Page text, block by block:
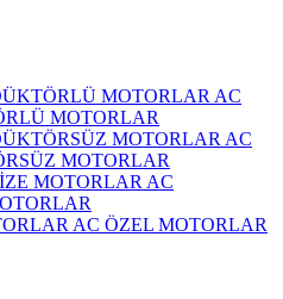
AC
MOTORLAR
AC
MOTORLAR
AC
AC ÖZEL MOTORLAR